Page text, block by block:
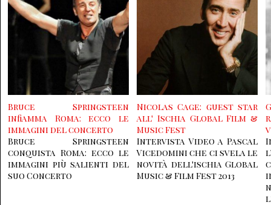
Bruce Springsteen
infiamma Roma: ecco le
immagini del concerto
Bruce Springsteen
conquista Roma: ecco le
immagini più salienti del
suo Concerto
Nicolas Cage: guest star
all' Ischia Global Film &
Music Fest
Intervista Video a Pascal
Vicedomini che ci svela le
novità dell'ischia Global
Music & Film Fest 2013